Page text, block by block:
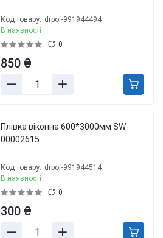
Код товару: drpof-991944494
В наявності
0
850 ₴
Плівка віконна 600*3000мм SW-
00002615
Код товару: drpof-991944514
В наявності
0
300 ₴